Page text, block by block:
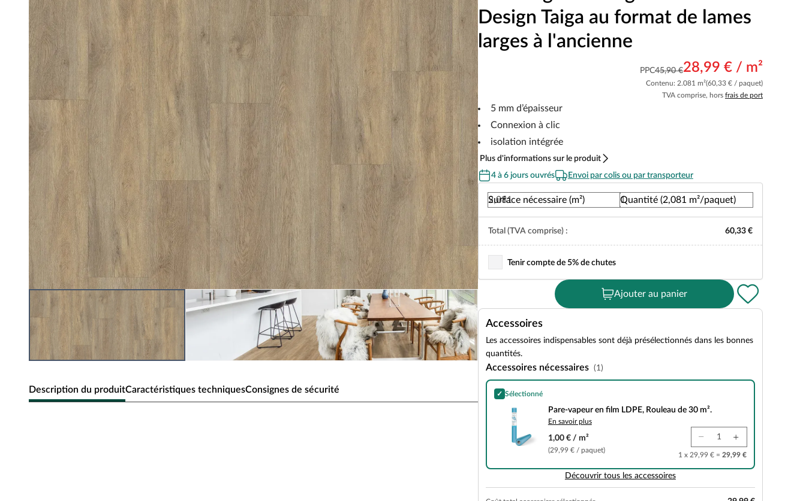
Description du produitCaractéristiques techniquesConsignes de sécurité
Design Taiga au format de lames
larges à l'ancienne
PPC45,90 €28,99 € / m²
Contenu: 2.081 m²(60,33 € / paquet)
TVA comprise, hors frais de port
5 mm d’épaisseur
Connexion à clic
isolation intégrée
Plus d'informations sur le produit
4 à 6 jours ouvrés
Envoi par colis ou par transporteur
Surface nécessaire (m²) Quantité (2,081 m²/paquet)
Total (TVA comprise) : 60,33 €
Tenir compte de 5% de chutes
Ajouter au panier
Accessoires
Les accessoires indispensables sont déjà présélectionnés dans les bonnes
quantités.
Accessoires nécessaires (1)
✓ Sélectionné
Pare-vapeur en film LDPE, Rouleau de 30 m².
Pare-vapeur en film LDPE, Rouleau de 30 m².
En savoir plus
1,00 € / m²
(29,99 € / paquet)
1 x 29,99 € = 29,99 €
Découvrir tous les accessoires